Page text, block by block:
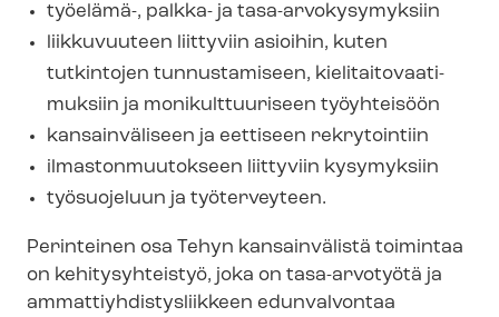
työelämä-, palkka- ja tasa-​arvokysymyksiin
liikkuvuuteen liittyviin asioihin, kuten
tutkintojen tunnustamiseen, kie­li­tai­to­vaa­ti­
muk­siin ja monikulttuuriseen työyhteisöön
kansainväliseen ja eettiseen rekrytointiin
il­mas­ton­muu­tok­seen liittyviin kysymyksiin
työsuojeluun ja työterveyteen.
Perinteinen osa Tehyn kansainvälistä toimintaa
on kehitysyhteistyö, joka on tasa-arvotyötä ja
am­mat­tiyh­dis­tys­liik­keen edunvalvontaa